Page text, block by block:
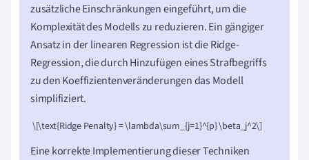
zusätzliche Einschränkungen eingeführt, um die
Komplexität des Modells zu reduzieren. Ein gängiger
Ansatz in der linearen Regression ist die Ridge-
Regression, die durch Hinzufügen eines Strafbegriffs
zu den Koeffizientenveränderungen das Modell
simplifiziert.
\[\text{Ridge Penalty} = \lambda\sum_{j=1}^{p} \beta_j^2\]
Eine korrekte Implementierung dieser Techniken